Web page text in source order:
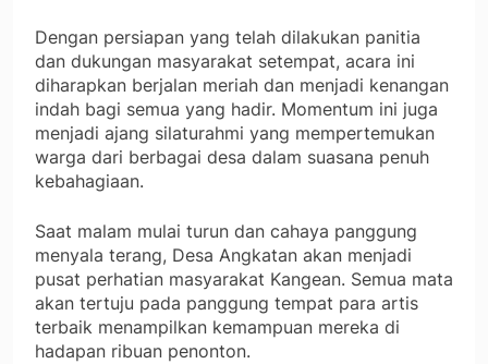
Dengan persiapan yang telah dilakukan panitia
dan dukungan masyarakat setempat, acara ini
diharapkan berjalan meriah dan menjadi kenangan
indah bagi semua yang hadir. Momentum ini juga
menjadi ajang silaturahmi yang mempertemukan
warga dari berbagai desa dalam suasana penuh
kebahagiaan.
Saat malam mulai turun dan cahaya panggung
menyala terang, Desa Angkatan akan menjadi
pusat perhatian masyarakat Kangean. Semua mata
akan tertuju pada panggung tempat para artis
terbaik menampilkan kemampuan mereka di
hadapan ribuan penonton.